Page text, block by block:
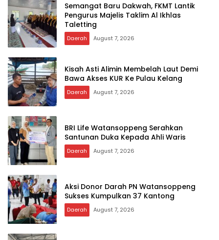
Semangat Baru Dakwah, FKMT Lantik
Pengurus Majelis Taklim Al Ikhlas
Taletting
Daerah August 7, 2026
Kisah Asti Alimin Membelah Laut Demi
Bawa Akses KUR Ke Pulau Kelang
Daerah August 7, 2026
BRI Life Watansoppeng Serahkan
Santunan Duka Kepada Ahli Waris
Daerah August 7, 2026
Aksi Donor Darah PN Watansoppeng
Sukses Kumpulkan 37 Kantong
Daerah August 7, 2026